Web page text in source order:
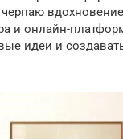
черпаю
и онлайн-
идеи и